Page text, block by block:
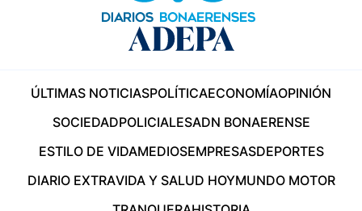
ÚLTIMAS NOTICIASPOLÍTICAECONOMÍAOPINIÓN
SOCIEDADPOLICIALESADN BONAERENSE
ESTILO DE VIDAMEDIOSEMPRESASDEPORTES
DIARIO EXTRAVIDA Y SALUD HOYMUNDO MOTOR